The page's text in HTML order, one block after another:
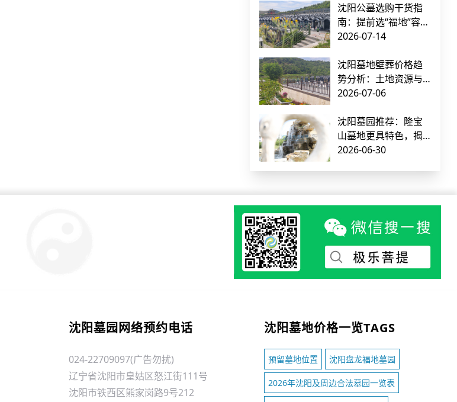
沈阳公墓选购干货指
南：提前选“福地”容易
踩的坑 + 5家正规墓园
2026-07-14
沈阳墓地壁葬价格趋
势分析：土地资源与
需求推动下的市场走
2026-07-06
沈阳墓园推荐：隆宝
山墓地更具特色，揭
秘经济实惠的墓园选
2026-06-30
沈阳墓园网络预约电话
024-22709097(广告勿扰)
辽宁省沈阳市皇姑区怒江街111号
沈阳市铁西区熊家岗路9号212
沈阳墓地价格一览TAGS
预留墓地位置 沈阳盘龙福地墓园
2026年沈阳及周边合法墓园一览表